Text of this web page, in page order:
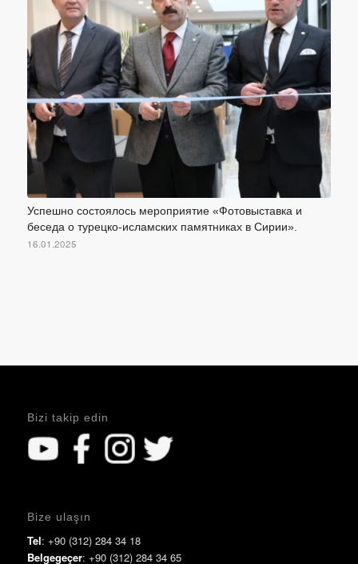
Успешно состоялось мероприятие «Фотовыставка и
беседа о турецко-исламских памятниках в Сирии».
16.01.2025
Bizi takip edin
Bize ulaşın
Tel: +90 (312) 284 34 18
Belgegeçer: +90 (312) 284 34 65